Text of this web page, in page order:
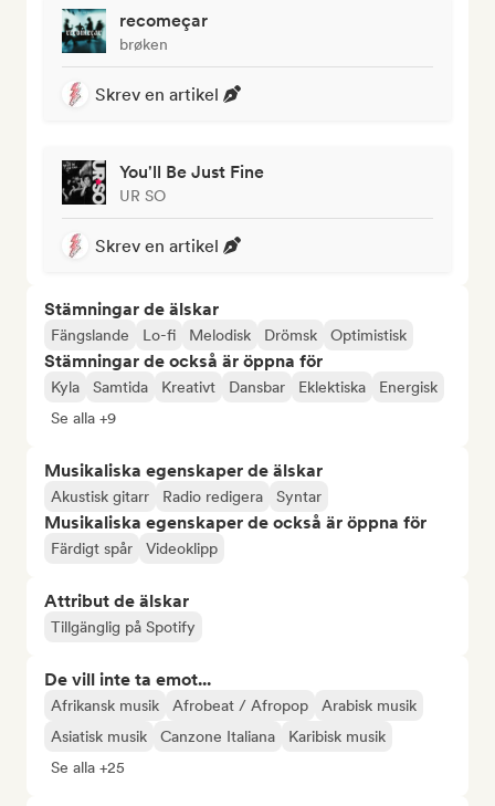
recomeçar
brøken
Skrev en artikel
You'll Be Just Fine
UR SO
Skrev en artikel
Stämningar de älskar
Fängslande Lo-fi Melodisk Drömsk Optimistisk
Stämningar de också är öppna för
Kyla Samtida Kreativt Dansbar Eklektiska
Energisk
Se alla +9
Musikaliska egenskaper de älskar
Akustisk gitarr Radio redigera Syntar
Musikaliska egenskaper de också är öppna för
Färdigt spår Videoklipp
Attribut de älskar
Tillgänglig på Spotify
De vill inte ta emot...
Afrikansk musik Afrobeat / Afropop
Arabisk musik
Asiatisk musik
Canzone Italiana
Karibisk musik
Se alla +25